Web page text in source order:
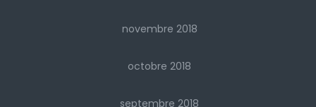
novembre 2018
octobre 2018
septembre 2018